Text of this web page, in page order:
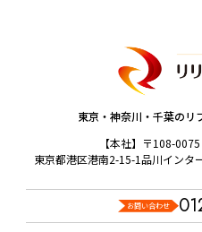
東京・神奈川・千葉のリ
【本社】〒108-
東京都港区港南2-15-1品川インタ
お問い合わせ